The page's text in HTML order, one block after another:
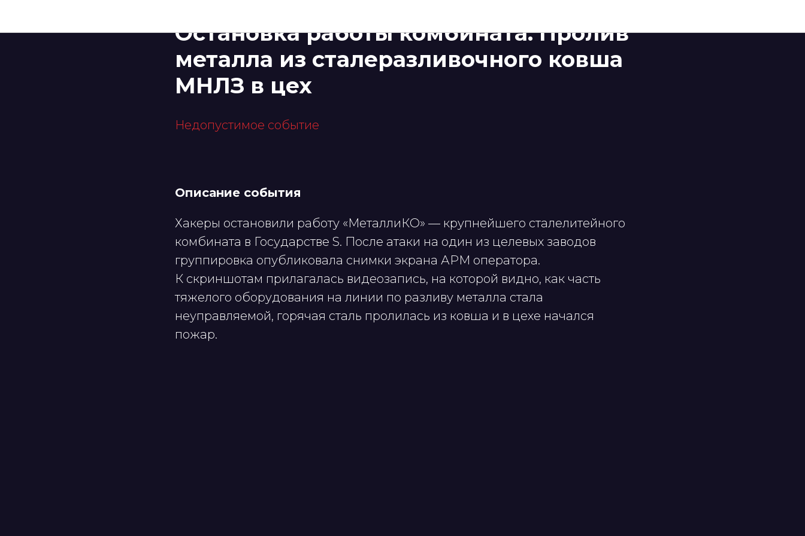
Остановка работы комбината. Пролив
металла из сталеразливочного ковша
МНЛЗ в цех
Недопустимое событие
Описание события
Хакеры остановили работу «МеталлиКО» — крупнейшего сталелитейного
комбината в Государстве S. После атаки на один из целевых заводов
группировка опубликовала снимки экрана АРМ оператора.
К скриншотам прилагалась видеозапись, на которой видно, как часть
тяжелого оборудования на линии по разливу металла стала
неуправляемой, горячая сталь пролилась из ковша и в цехе начался
пожар.